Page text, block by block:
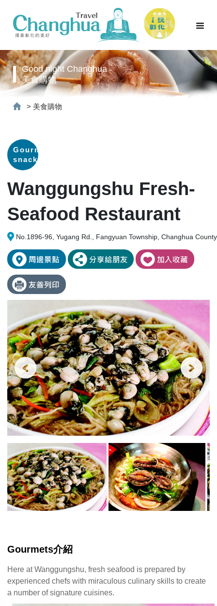
Good night Changhua
美食購物
> 美食購物
Gourmet
snacks
Wanggungshu Fresh-
Seafood Restaurant
No.1896-96, Yugang Rd., Fangyuan Township, Changhua
Gourmets介紹
Here at Wanggungshu, fresh seafood is prepared by
experienced chefs with miraculous culinary skills to create
a number of signature cuisines.